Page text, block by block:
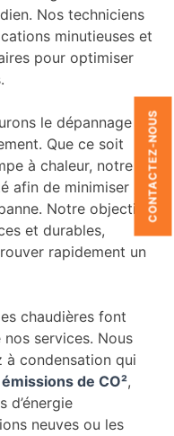
Nos techniciens
minutieuses et
pour optimiser
le dépannage
Que ce soit
à chaleur, notre
afin de minimiser les
Notre objectif
et durables,
rapidement un
chaudières font
services. Nous
à condensation qui
de CO²,
d’énergie
neuves ou les
CONTACTEZ-NOUS